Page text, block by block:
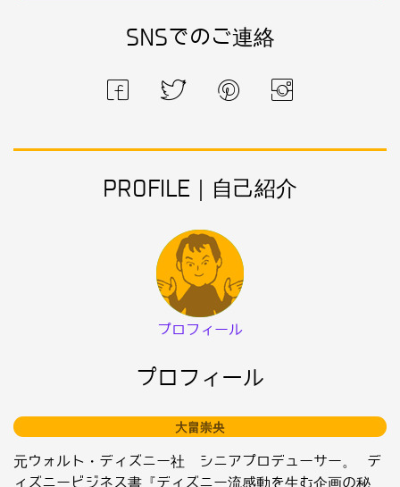
SNSでのご連絡
PROFILE｜自己紹介
プロフィール
プロフィール
大畠崇央
元ウォルト・ディズニー社 シニアプロデューサー。 デ
ィズニービジネス書『ディズニー流感動を生む企画の秘